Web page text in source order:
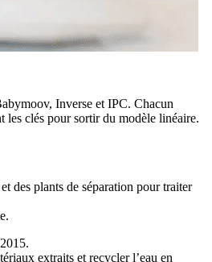
Inverse et IPC. Chacun
les clés pour sortir du modèle linéaire.
des plants de séparation pour traiter
extraits et recycler l’eau en